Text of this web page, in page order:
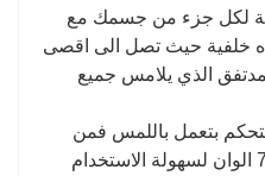
لكل جزء من جسمك مع
خلفية حيث تصل الى اقصى
الذي يلامس جميع
بتعمل باللمس فمن
خلاله يتم التحكم بالضواء ذات 7 الوان لسهولة الاستخدام